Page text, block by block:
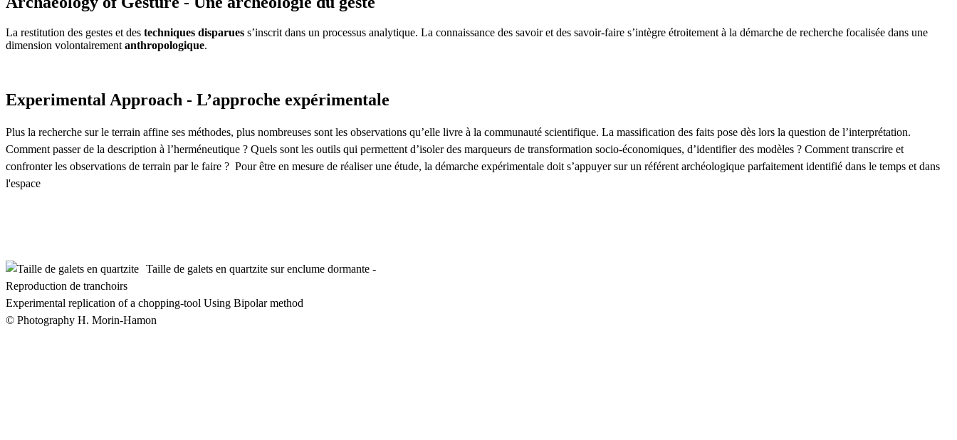
La restitution des gestes et des techniques disparues s’inscrit dans un processus analytique. La connaissance des savoir et des savoir-faire s’intègre étroitement à la démarche de recherche focalisée dans une
dimension volontairement anthropologique.
Experimental Approach - L’approche expérimentale
Plus la recherche sur le terrain affine ses méthodes, plus nombreuses sont les observations qu’elle livre à la communauté scientifique. La massification des faits pose dès lors la question de l’interprétation.
Comment passer de la description à l’herméneutique ? Quels sont les outils qui permettent d’isoler des marqueurs de transformation socio-économiques, d’identifier des modèles ? Comment transcrire et
confronter les observations de terrain par le faire ? Pour être en mesure de réaliser une étude, la démarche expérimentale doit s’appuyer sur un référent archéologique parfaitement identifié dans le temps et dans
l'espace
Taille de galets en quartzite sur enclume dormante -
Reproduction de tranchoirs
Experimental replication of a chopping-tool Using Bipolar method
© Photography H. Morin-Hamon